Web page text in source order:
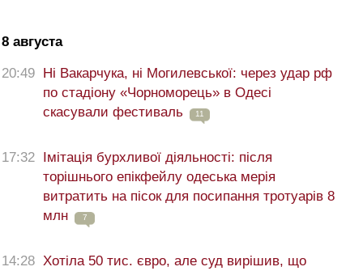
8 августа
20:49 Ні Вакарчука, ні Могилевської: через удар рф
по стадіону «Чорноморець» в Одесі
скасували фестиваль
11
17:32 Імітація бурхливої діяльності: після
торішнього епікфейлу одеська мерія
витратить на пісок для посипання тротуарів 8
млн
7
14:28 Хотіла 50 тис. євро, але суд вирішив, що